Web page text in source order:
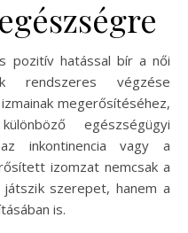
pozitív hatással bír a női
rendszeres végzése
megerősítéséhez,
egészségügyi
inkontinencia vagy a
izomzat nemcsak a
szerepet, hanem a
is.